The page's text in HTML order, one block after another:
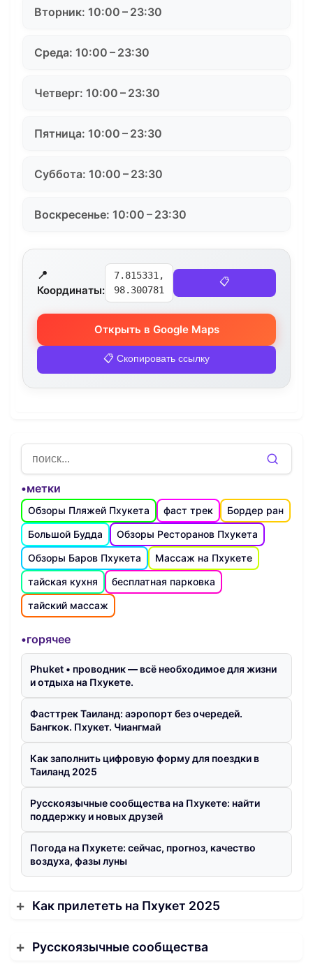
Вторник: 10:00 – 23:30
Среда: 10:00 – 23:30
Четверг: 10:00 – 23:30
Пятница: 10:00 – 23:30
Суббота: 10:00 – 23:30
Воскресенье: 10:00 – 23:30
📍
Координаты:
7.815331,
98.300781
📋
Открыть в Google Maps
📋 Скопировать ссылку
•метки
Обзоры Пляжей Пхукета фаст трек
Бордер ран
Большой Будда
Обзоры Ресторанов Пхукета
Обзоры Баров Пхукета
Массаж на Пхукете
тайская кухня
бесплатная парковка
тайский массаж
•горячее
Phuket • проводник — всё необходимое для жизни
и отдыха на Пхукете.
Фасттрек Таиланд: аэропорт без очередей.
Бангкок. Пхукет. Чиангмай
Как заполнить цифровую форму для поездки в
Таиланд 2025
Русскоязычные сообщества на Пхукете: найти
поддержку и новых друзей
Погода на Пхукете: сейчас, прогноз, качество
воздуха, фазы луны
Как прилететь на Пхукет 2025
Русскоязычные сообщества